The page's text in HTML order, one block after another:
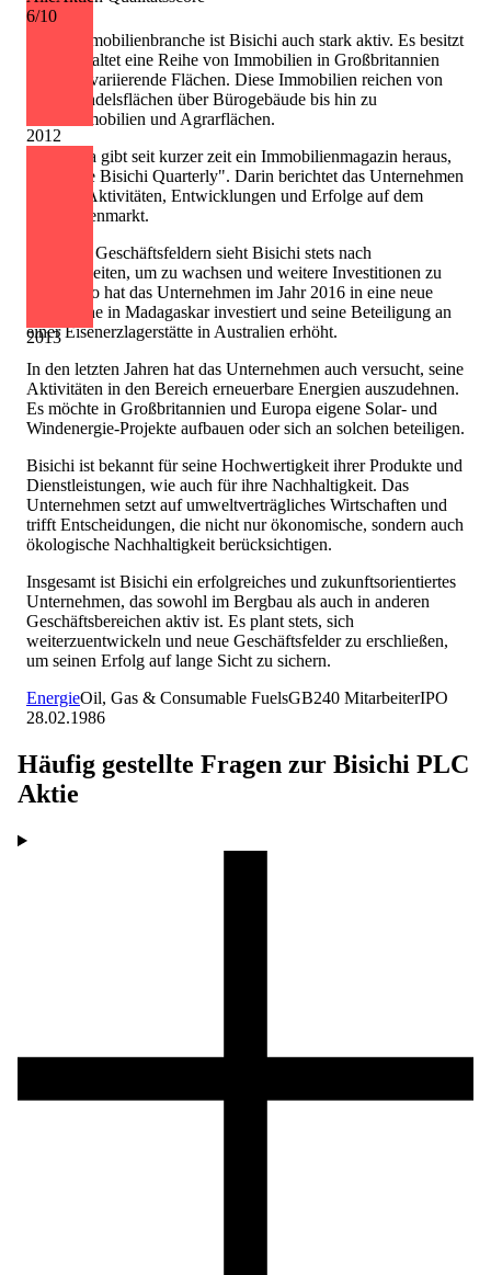
2012
2013
6/10
In der Immobilienbranche ist Bisichi auch stark aktiv. Es besitzt
und verwaltet eine Reihe von Immobilien in Großbritannien
und sehr variierende Flächen. Diese Immobilien reichen von
Einzelhandelsflächen über Bürogebäude bis hin zu
Wohnimmobilien und Agrarflächen.
Die Firma gibt seit kurzer zeit ein Immobilienmagazin heraus,
dem "The Bisichi Quarterly". Darin berichtet das Unternehmen
über die Aktivitäten, Entwicklungen und Erfolge auf dem
Immobilienmarkt.
In beiden Geschäftsfeldern sieht Bisichi stets nach
Möglichkeiten, um zu wachsen und weitere Investitionen zu
tätigen. So hat das Unternehmen im Jahr 2016 in eine neue
Kohlemine in Madagaskar investiert und seine Beteiligung an
einer Eisenerzlagerstätte in Australien erhöht.
In den letzten Jahren hat das Unternehmen auch versucht, seine
Aktivitäten in den Bereich erneuerbare Energien auszudehnen.
Es möchte in Großbritannien und Europa eigene Solar- und
Windenergie-Projekte aufbauen oder sich an solchen beteiligen.
Bisichi ist bekannt für seine Hochwertigkeit ihrer Produkte und
Dienstleistungen, wie auch für ihre Nachhaltigkeit. Das
Unternehmen setzt auf umweltverträgliches Wirtschaften und
trifft Entscheidungen, die nicht nur ökonomische, sondern auch
ökologische Nachhaltigkeit berücksichtigen.
Insgesamt ist Bisichi ein erfolgreiches und zukunftsorientiertes
Unternehmen, das sowohl im Bergbau als auch in anderen
Geschäftsbereichen aktiv ist. Es plant stets, sich
weiterzuentwickeln und neue Geschäftsfelder zu erschließen,
um seinen Erfolg auf lange Sicht zu sichern.
EnergieOil, Gas & Consumable FuelsGB240 MitarbeiterIPO
28.02.1986
Häufig gestellte Fragen zur Bisichi PLC
Aktie